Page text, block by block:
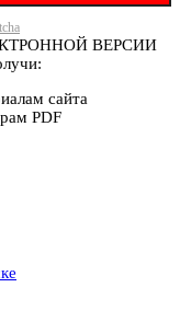
ВЕРСИИ
сайта
PDF